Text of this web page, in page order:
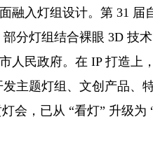
融入灯组设计。第 31 届
分灯组结合裸眼 3D 技术
人民政府。在 IP 打造上
主题灯组、文创产品、
会，已从 “看灯” 升级为